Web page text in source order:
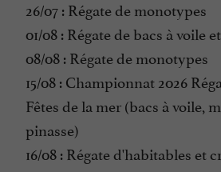
26/07 : Régate de monotypes
01/08 : Régate de bacs à voile
08/08 : Régate de monotypes
15/08 : Championnat 2026
Fêtes de la mer (bacs à voile,
pinasse)
16/08 : Régate d'habitables et